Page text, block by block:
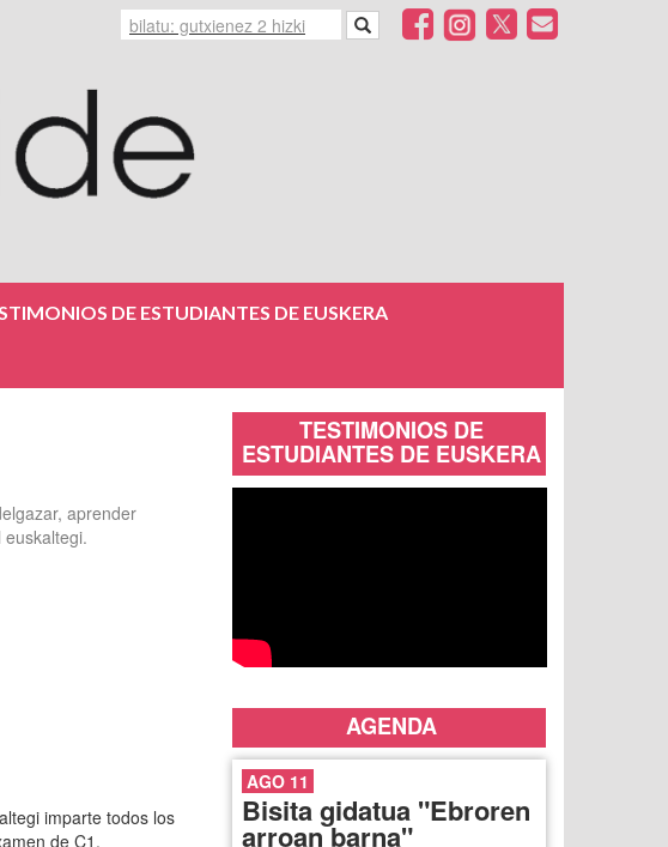
DE ESTUDIANTES DE EUSKERA
aprender
imparte todos los
de C1.
TESTIMONIOS DE
ESTUDIANTES DE EUSKERA
AGENDA
AGO 11
Bisita gidatua "Ebroren
arroan barna"